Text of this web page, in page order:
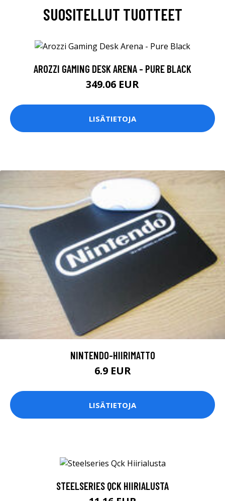
SUOSITELLUT TUOTTEET
AROZZI GAMING DESK ARENA - PURE BLACK
349.06 EUR
LISÄTIETOJA
NINTENDO-HIIRIMATTO
6.9 EUR
LISÄTIETOJA
STEELSERIES QCK HIIRIALUSTA